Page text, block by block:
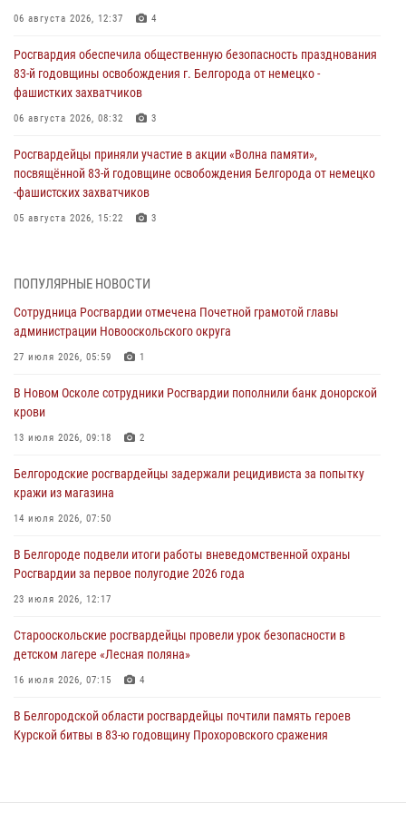
06 августа 2026, 12:37 4
Росгвардия обеспечила общественную безопасность празднования
83-й годовщины освобождения г. Белгорода от немецко -
фашистких захватчиков
06 августа 2026, 08:32 3
Росгвардейцы приняли участие в акции «Волна памяти»,
посвящённой 83‑й годовщине освобождения Белгорода от немецко
‑фашистских захватчиков
05 августа 2026, 15:22 3
Сотрудники Росгвардии задержали подозреваемую в краже
товаров из гипермаркета в Белгороде
При участии Росгвардии в Белгородской области обеспечена
безопасность празднования Дня воздушно-десантных войск
Росгвардейцы оказали помощь пострадавшему в результате атаки
FPV-дрона ВСУ в Белгородской области
Ведомственная акция «Каникулы с Росгвардией» прошла в
пришкольном лагере Старого Оскола
ПОПУЛЯРНЫЕ НОВОСТИ
Сотрудница Росгвардии отмечена Почетной грамотой главы
администрации Новооскольского округа
27 июля 2026, 05:59 1
В Новом Осколе сотрудники Росгвардии пополнили банк донорской
крови
13 июля 2026, 09:18 2
Белгородские росгвардейцы задержали рецидивиста за попытку
кражи из магазина
14 июля 2026, 07:50
В Белгороде подвели итоги работы вневедомственной охраны
Росгвардии за первое полугодие 2026 года
23 июля 2026, 12:17
Старооскольские росгвардейцы провели урок безопасности в
детском лагере «Лесная поляна»
16 июля 2026, 07:15 4
В Белгородской области росгвардейцы почтили память героев
Курской битвы в 83-ю годовщину Прохоровского сражения